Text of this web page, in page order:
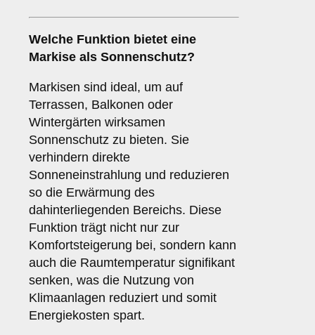
Welche Funktion bietet eine
Markise als Sonnenschutz?
Markisen sind ideal, um auf
Terrassen, Balkonen oder
Wintergärten wirksamen
Sonnenschutz zu bieten. Sie
verhindern direkte
Sonneneinstrahlung und reduzieren
so die Erwärmung des
dahinterliegenden Bereichs. Diese
Funktion trägt nicht nur zur
Komfortsteigerung bei, sondern kann
auch die Raumtemperatur signifikant
senken, was die Nutzung von
Klimaanlagen reduziert und somit
Energiekosten spart.